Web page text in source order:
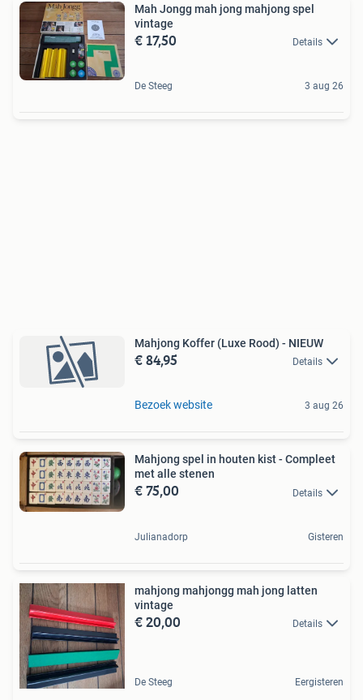
Mah Jongg mah jong mahjong spel
vintage
€ 17,50 Details
De Steeg 3 aug 26
Mahjong Koffer (Luxe Rood) - NIEUW
€ 84,95 Details
Bezoek website 3 aug 26
Mahjong spel in houten kist - Compleet
met alle stenen
€ 75,00 Details
Julianadorp Gisteren
mahjong mahjongg mah jong latten
vintage
€ 20,00 Details
De Steeg Eergisteren